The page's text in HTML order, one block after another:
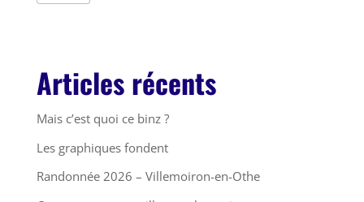
Articles récents
Mais c’est quoi ce binz ?
Les graphiques fondent
Randonnée 2026 – Villemoiron-en-Othe